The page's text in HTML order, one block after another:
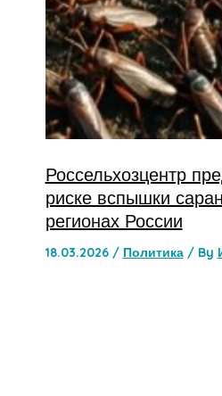
Россельхозцентр
риске вспышки
регионах России
18.03.2026 / Политика/ By